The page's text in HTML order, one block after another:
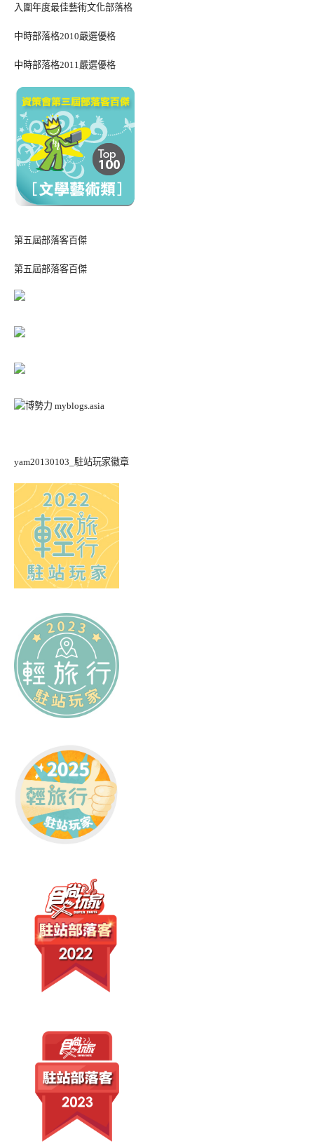
入圍年度最佳藝術文化部落格
中時部落格2010嚴選優格
中時部落格2011嚴選優格
第五屆部落客百傑
第五屆部落客百傑
yam20130103_駐站玩家徽章